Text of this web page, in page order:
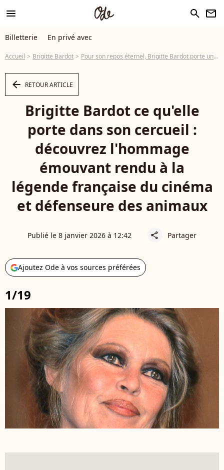
menu search newsletter
Billetterie En privé avec
Accueil Brigitte Bardot Pour son repos éternel, Brigitte Bardot porte une tenue symbolique, son mari Bernard d'Ormale a ajouté un accessoire particulier
arrow_left RETOUR ARTICLE
Brigitte Bardot ce qu'elle
porte dans son cercueil :
découvrez l'hommage
émouvant rendu à la
légende française du cinéma
et défenseure des animaux
Publié le 8 janvier 2026 à 12:42 share Partager
Ajoutez Ode à vos sources préférées
1/19